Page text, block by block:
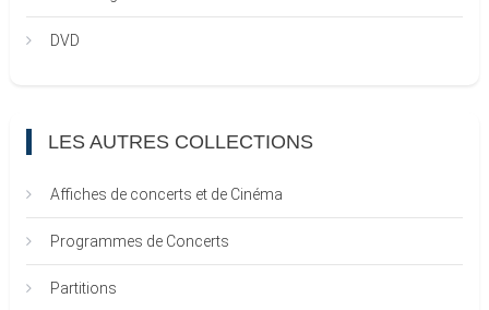
DVD
LES AUTRES COLLECTIONS
Affiches de concerts et de Cinéma
Programmes de Concerts
Partitions